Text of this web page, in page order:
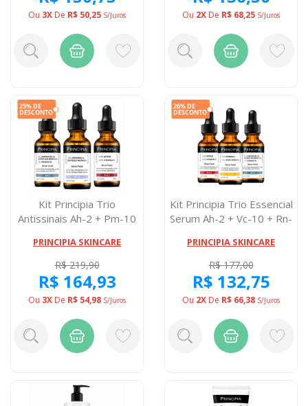
Ou 3X De R$ 50,25 S/juros Ou 2X De R$ 68,25 S/juros
Kit Principia Trio
Antissinais Ah-2 + Pm-10
PRINCIPIA SKINCARE
R$ 219,90
R$ 164,93
Ou 3X De R$ 54,98 S/juros
Kit Principia Trio Essencial
Serum Ah-2 + Vc-10 + Rn-
PRINCIPIA SKINCARE
R$ 177,00
R$ 132,75
Ou 2X De R$ 66,38 S/juros